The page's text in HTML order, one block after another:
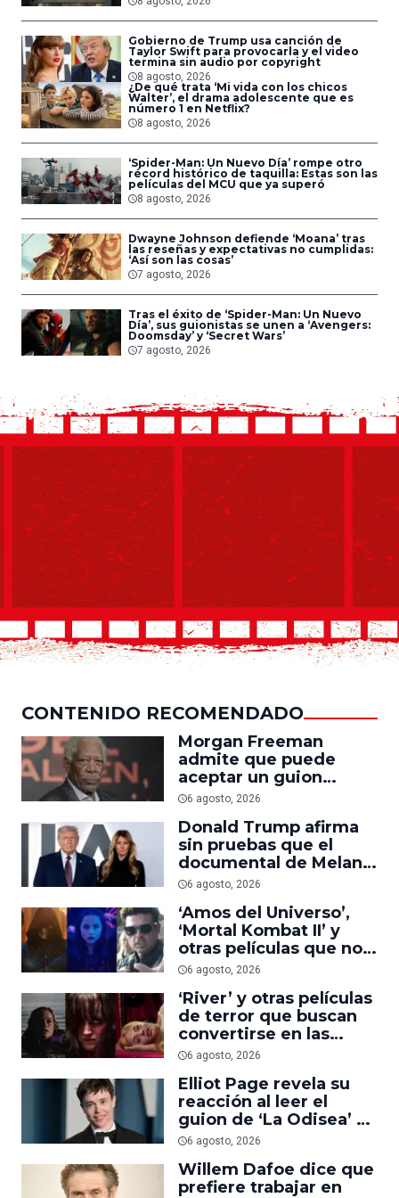
Gobierno de Trump usa canción de
Taylor Swift para provocarla y el video
termina sin audio por copyright
8 agosto, 2026
¿De qué trata ‘Mi vida con los chicos
Walter’, el drama adolescente que es
número 1 en Netflix?
8 agosto, 2026
‘Spider-Man: Un Nuevo Día’ rompe otro
récord histórico de taquilla: Estas son las
películas del MCU que ya superó
8 agosto, 2026
Dwayne Johnson defiende ‘Moana’ tras
las reseñas y expectativas no cumplidas:
‘Así son las cosas’
7 agosto, 2026
Tras el éxito de ‘Spider-Man: Un Nuevo
Día’, sus guionistas se unen a ‘Avengers:
Doomsday’ y ‘Secret Wars’
7 agosto, 2026
CONTENIDO RECOMENDADO
Morgan Freeman
admite que puede
aceptar un guion
mediocre si le pagan lo
6 agosto, 2026
Donald Trump afirma
sin pruebas que el
documental de Melania
es ‘la película número
6 agosto, 2026
‘Amos del Universo’,
‘Mortal Kombat II’ y
otras películas que no
dominaron la taquilla
streaming
6 agosto, 2026
‘River’ y otras películas
de terror que buscan
convertirse en las
nuevas ‘Obsession’ y
6 agosto, 2026
Elliot Page revela su
reacción al leer el
guion de ‘La Odisea’ y
elogia la forma de
Nolan
6 agosto, 2026
Willem Dafoe dice que
prefiere trabajar en